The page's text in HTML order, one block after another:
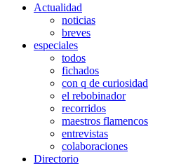
Actualidad
noticias
breves
especiales
todos
fichados
con q de curiosidad
el rebobinador
recorridos
maestros flamencos
entrevistas
colaboraciones
Directorio